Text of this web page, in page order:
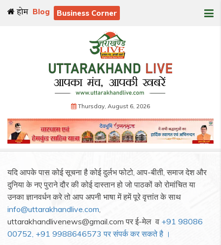
होम Blog Business Corner
Thursday, August 6, 2026
यदि आपके पास कोई सूचना है कोई दुर्लभ फोटो, आप-बीती, समाज देश और
दुनिया के नए पुराने दौर की कोई दास्तान हो जो पाठकों को रोमांचित या
उनका ज्ञानवर्धन करे तो आप अपनी भाषा में हमें पूरे वृत्तांत के साथ
info@uttarakhandlive.com,
uttarakhandlivenews@gmail.com पर ई-मेल व +91 98086
00752, +91 9988646573 पर संपर्क कर सकते है ।